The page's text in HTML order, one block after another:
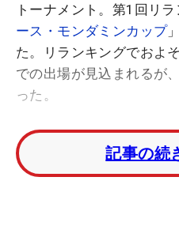
トーナメント。第1回リ
ース・モンダミンカップ
た。リランキングでおよ
での出場が見込まれるが
った。
【写真】前半戦の大一
LIVEフォトで振り返る
記事の続